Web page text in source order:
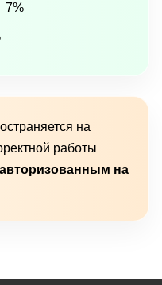
7%
на
работы
авторизованным на